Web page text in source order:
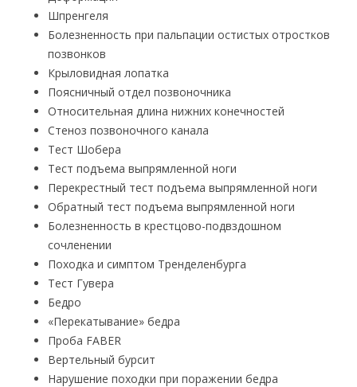
Шпренгеля
Болезненность при пальпации остистых отростков
позвонков
Крыловидная лопатка
Поясничный отдел позвоночника
Относительная длина нижних конечностей
Стеноз позвоночного канала
Тест Шобера
Тест подъема выпрямленной ноги
Перекрестный тест подъема выпрямленной ноги
Обратный тест подъема выпрямленной ноги
Болезненность в крестцово-подвздошном
сочленении
Походка и симптом Тренделенбурга
Тест Гувера
Бедро
«Перекатывание» бедра
Проба FABER
Вертельный бурсит
Нарушение походки при поражении бедра